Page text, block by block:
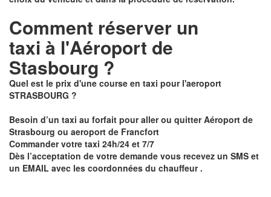
Comment réserver un
taxi à l'Aéroport de
Stasbourg ?
Quel est le prix d'une course en taxi pour l'aeroport
STRASBOURG ?
Besoin d’un taxi au forfait pour aller ou quitter Aéroport de
Strasbourg ou aeroport de Francfort
Commander votre taxi 24h/24 et 7/7
Dès l’acceptation de votre demande vous recevez un SMS et
un EMAIL avec les coordonnées du chauffeur .